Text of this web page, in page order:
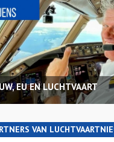
EU EN LUCHTVAART
VAN